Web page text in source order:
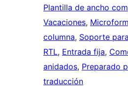
Plantilla de ancho
Vacaciones,
columna, Soporte
RTL, Entrada fija,
anidados, Preparado
traducción